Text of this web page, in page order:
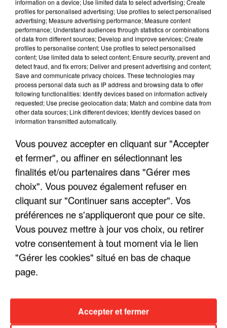
LES INTERVIEWS CHANTE
FRANCE
Voir plus
"JE SUIS À DISPOSITION DES
ENFOIRÉS"
"ON A TOUS LE TRAC"
information on a device; Use limited data to select advertising; Create
profiles for personalised advertising; Use profiles to select personalised
advertising; Measure advertising performance; Measure content
performance; Understand audiences through statistics or combinations
of data from different sources; Develop and improve services; Create
profiles to personalise content; Use profiles to select personalised
content; Use limited data to select content; Ensure security, prevent and
detect fraud, and fix errors; Deliver and present advertising and content;
Save and communicate privacy choices. These technologies may
process personal data such as IP address and browsing data to offer
following functionalities: Identify devices based on information actively
requested; Use precise geolocation data; Match and combine data from
other data sources; Link different devices; Identify devices based on
information transmitted automatically.
Vous pouvez accepter en cliquant sur "Accepter
et fermer", ou affiner en sélectionnant les
finalités et/ou partenaires dans "Gérer mes
choix". Vous pouvez également refuser en
cliquant sur "Continuer sans accepter". Vos
préférences ne s'appliqueront que pour ce site.
Vous pouvez mettre à jour vos choix, ou retirer
votre consentement à tout moment via le lien
"Gérer les cookies" situé en bas de chaque
page.
Accepter et fermer